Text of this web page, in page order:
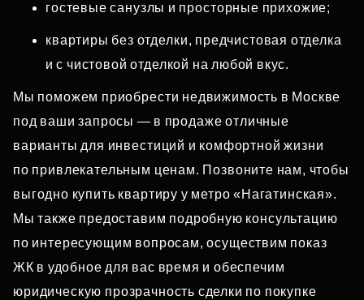
гостевые санузлы и просторные прихожие;
квартиры без отделки, предчистовая отделка
и с чистовой отделкой на любой вкус.
Мы поможем приобрести недвижимость в Москве
под ваши запросы — в продаже отличные
варианты для инвестиций и комфортной жизни
по привлекательным ценам. Позвоните нам, чтобы
выгодно купить квартиру у метро «Нагатинская».
Мы также предоставим подробную консультацию
по интересующим вопросам, осуществим показ
ЖК в удобное для вас время и обеспечим
юридическую прозрачность сделки по покупке